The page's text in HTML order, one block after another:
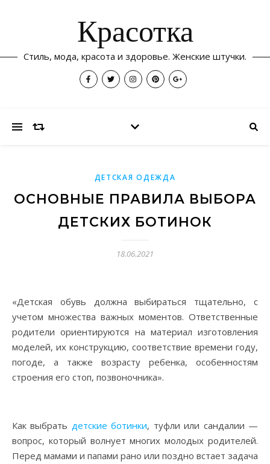
Красотка
Стиль, мода, красота и здоровье. Женские штучки.
ДЕТСКАЯ ОДЕЖДА
ОСНОВНЫЕ ПРАВИЛА ВЫБОРА
ДЕТСКИХ БОТИНОК
18.06.2021
«Детская обувь должна выбираться тщательно, с
учетом множества важных моментов. Ответственные
родители ориентируются на материал изготовления
моделей, их конструкцию, соответствие времени году,
погоде, а также возрасту ребенка, особенностям
строения его стоп, позвоночника».
Как выбрать детские ботинки, туфли или сандалии —
вопрос, который волнует многих молодых родителей.
Перед мамами и папами рано или поздно встает задача